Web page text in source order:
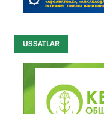
USSATLAR